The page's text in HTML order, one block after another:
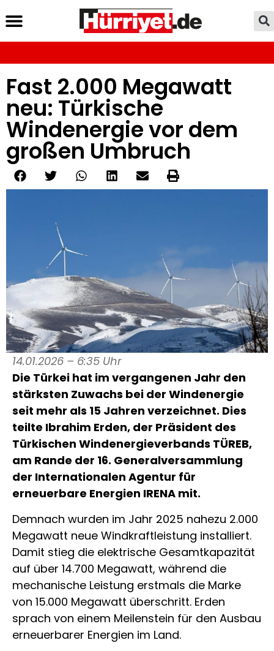
Fast 2.000 Megawatt
neu: Türkische
Windenergie vor dem
großen Umbruch
14.01.2026 – 6:35 Uhr
Die Türkei hat im vergangenen Jahr den
stärksten Zuwachs bei der Windenergie
seit mehr als 15 Jahren verzeichnet. Dies
teilte Ibrahim Erden, der Präsident des
Türkischen Windenergieverbands TÜREB,
am Rande der 16. Generalversammlung
der Internationalen Agentur für
erneuerbare Energien IRENA mit.
Demnach wurden im Jahr 2025 nahezu 2.000
Megawatt neue Windkraftleistung installiert.
Damit stieg die elektrische Gesamtkapazität
auf über 14.700 Megawatt, während die
mechanische Leistung erstmals die Marke
von 15.000 Megawatt überschritt. Erden
sprach von einem Meilenstein für den Ausbau
erneuerbarer Energien im Land.